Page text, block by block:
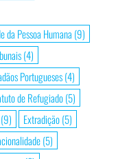
da Pessoa Humana (9)
(4)
Portugueses(4)
de Refugiado(5)
(9) Extradição(5)
(5)